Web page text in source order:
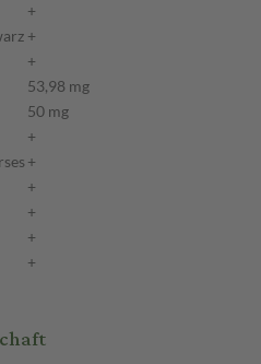
+
+
+
53,98 mg
50 mg
+
+
+
+
+
+